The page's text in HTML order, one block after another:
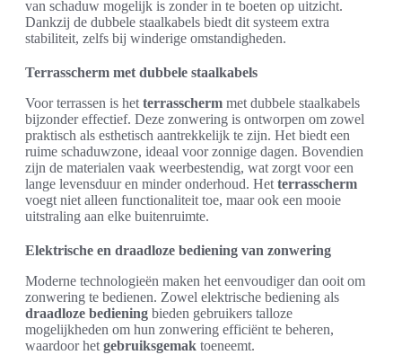
van schaduw mogelijk is zonder in te boeten op uitzicht.
Dankzij de dubbele staalkabels biedt dit systeem extra
stabiliteit, zelfs bij winderige omstandigheden.
Terrasscherm met dubbele staalkabels
Voor terrassen is het terrasscherm met dubbele staalkabels
bijzonder effectief. Deze zonwering is ontworpen om zowel
praktisch als esthetisch aantrekkelijk te zijn. Het biedt een
ruime schaduwzone, ideaal voor zonnige dagen. Bovendien
zijn de materialen vaak weerbestendig, wat zorgt voor een
lange levensduur en minder onderhoud. Het terrasscherm
voegt niet alleen functionaliteit toe, maar ook een mooie
uitstraling aan elke buitenruimte.
Elektrische en draadloze bediening van zonwering
Moderne technologieën maken het eenvoudiger dan ooit om
zonwering te bedienen. Zowel elektrische bediening als
draadloze bediening bieden gebruikers talloze
mogelijkheden om hun zonwering efficiënt te beheren,
waardoor het gebruiksgemak toeneemt.